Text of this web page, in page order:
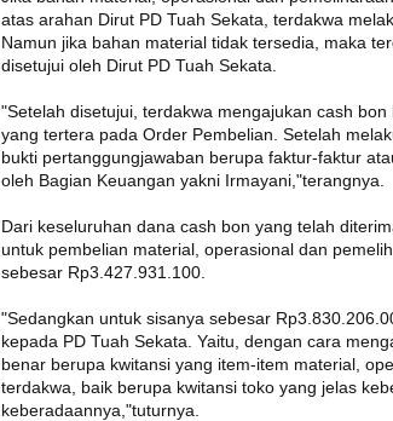
atas arahan Dirut PD Tuah Sekata, terdakwa
Namun jika bahan material tidak tersedia, maka
disetujui oleh Dirut PD Tuah Sekata.
"Setelah disetujui, terdakwa mengajukan cash
yang tertera pada Order Pembelian. Setelah
bukti pertanggungjawaban berupa faktur-faktur
oleh Bagian Keuangan yakni Irmayani,"terangnya.
Dari keseluruhan dana cash bon yang telah
untuk pembelian material, operasional dan
sebesar Rp3.427.931.100.
"Sedangkan untuk sisanya sebesar
kepada PD Tuah Sekata. Yaitu, dengan cara
benar berupa kwitansi yang item-item material,
terdakwa, baik berupa kwitansi toko yang jelas
keberadaannya,"tuturnya.